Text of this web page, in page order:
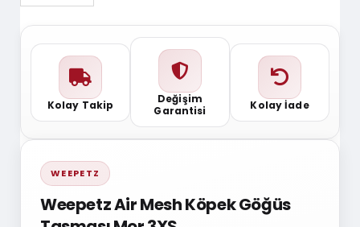
Kolay Takip
Değişim
Garantisi
Kolay İade
WEEPETZ
Weepetz Air Mesh Köpek Göğüs